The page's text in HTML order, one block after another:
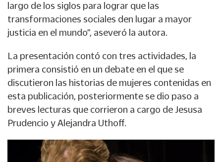
largo de los siglos para lograr que las
transformaciones sociales den lugar a mayor
justicia en el mundo”, aseveró la autora.
La presentación contó con tres actividades, la
primera consistió en un debate en el que se
discutieron las historias de mujeres contenidas en
esta publicación, posteriormente se dio paso a
breves lecturas que corrieron a cargo de Jesusa
Prudencio y Alejandra Uthoff.